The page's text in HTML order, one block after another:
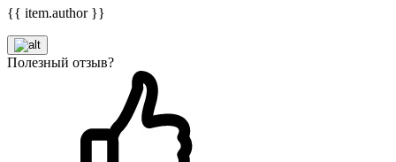
{{ item.author }}
Полезный отзыв?